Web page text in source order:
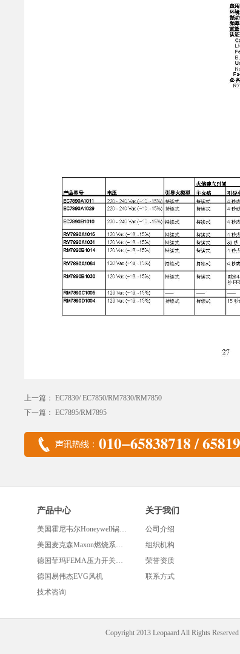
上一篇： EC7830/ EC7850/RM7830/RM7850
下一篇： EC7895/RM7895
产品中心
美国霍尼韦尔Honeywell锅炉及燃烧控制产品
美国麦克森Maxon燃烧系统及设备
德国菲玛FEMA压力开关及相关设备
德国易伟杰EVG风机
技术咨询
关于我们
公司介绍
组织机构
荣誉资质
联系方式
Copyright 2013 Leopaard All Rights Reserved